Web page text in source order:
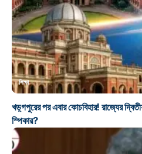
শিক্ষা
খড়্গপুরের পর এবার কোচবিহার! রাজ্যের
স্পিকার?